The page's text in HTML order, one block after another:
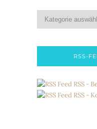
RSS-
RSS -
RSS -